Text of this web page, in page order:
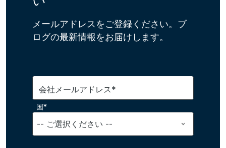
メールアドレスをご登録ください。ブ
ログの最新情報をお届けします。
会社メールアドレス*
国*